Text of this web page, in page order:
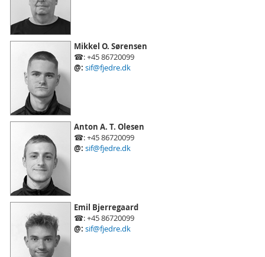
Mikkel O. Sørensen
☎: +45 86720099
@: sif@fjedre.dk
Anton A. T. Olesen
☎: +45 86720099
@: sif@fjedre.dk
Emil Bjerregaard
☎: +45 86720099
@: sif@fjedre.dk